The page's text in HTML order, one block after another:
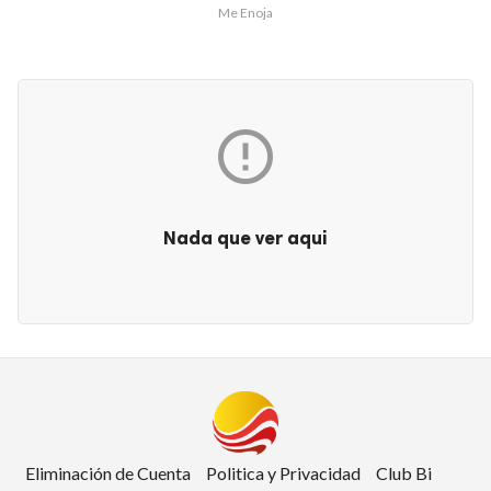
Me Enoja

Nada que ver aqui
Eliminación de Cuenta Politica y Privacidad Club Bi